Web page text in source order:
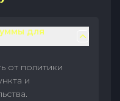
для
от политики
и